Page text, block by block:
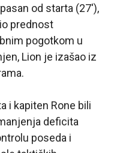
od starta (27′),
prednost
pogotkom u
Lion je izašao iz
i kapiten Rone bili
deficita
poseda i